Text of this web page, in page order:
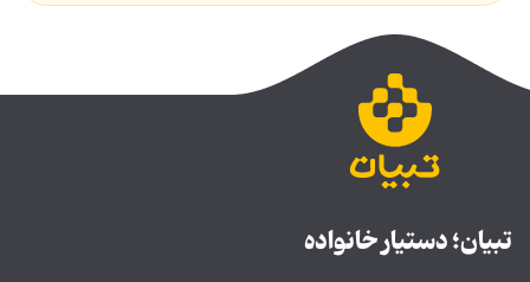
تبیان؛ دستیار خانواده